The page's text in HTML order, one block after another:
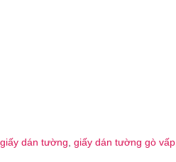
giấy dán tường giấy dán tường gò vấp